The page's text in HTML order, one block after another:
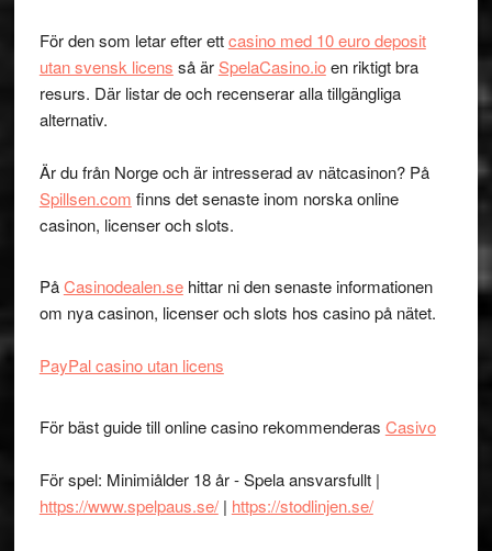
För den som letar efter ettcasino med 10 euro deposit
utan svensk licens så ärSpelaCasino.ioen riktigt bra
resurs. Där listar de och recenserar alla tillgängliga
alternativ.
Är du från Norge och är intresserad av nätcasinon? På
Spillsen.com finns det senaste inom norska online
casinon, licenser och slots.
PåCasinodealen.sehittar ni den senaste informationen
om nya casinon, licenser och slots hos casino på nätet.
PayPal casino utan licens
För bäst guide till online casino rekommenderas Casivo
För spel: Minimiålder 18 år - Spela ansvarsfullt |
https://www.spelpaus.se/| https://stodlinjen.se/